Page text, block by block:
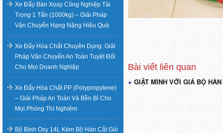
Điều
hướng
bài
GIẬT MÌNH VỚI GIÁ BỘ
Xe Đẩy Bàn Xoay Công Nghiệp Tải
Trọng 1 Tấn (1000kg) – Giải Pháp
Vận Chuyển Hạng Nặng Hiệu Quả
Xe Đẩy Hóa Chất Chuyên Dụng: Giải
Pháp Vận Chuyển An Toàn Tuyệt Đối
Cho Mọi Doanh Nghiệp
Xe Đẩy Hóa Chất PP (Polypropylene)
– Giải Pháp An Toàn Và Bền Bỉ Cho
Mọi Phòng Thí Nghiệm
Bộ Bình Oxy 14L Kèm Bộ Hàn Cắt Gió